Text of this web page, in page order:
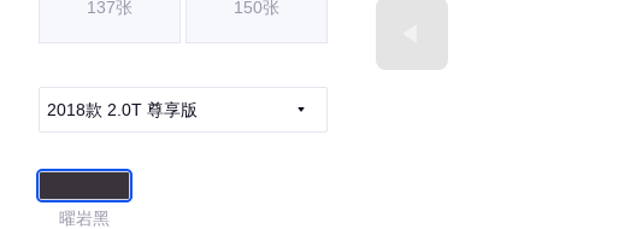
137张 150张
2018款 2.0T 尊享版
曜岩黑